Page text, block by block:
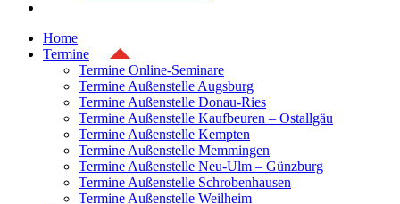
Home
Termine
Termine Online-Seminare
Termine Außenstelle Augsburg
Termine Außenstelle Donau-Ries
Termine Außenstelle Kaufbeuren – Ostallgäu
Termine Außenstelle Kempten
Termine Außenstelle Memmingen
Termine Außenstelle Neu-Ulm – Günzburg
Termine Außenstelle Schrobenhausen
Termine Außenstelle Weilheim